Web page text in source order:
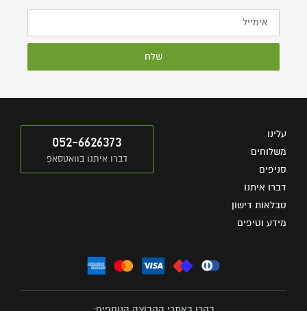
שלח
עלינו
משלוחים
סניפים
דברו איתנו
טבלאות דישון
מידע וטיפים
052-6626373
דברו איתנו בוואטסאפ